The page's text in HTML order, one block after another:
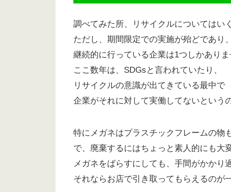
調べてみた所、リサイクルについてはい
ただし、期間限定での実施が殆どであり、
継続的に行っている企業は1つしかありま
ここ数年は、SDGsと言われていたり、
リサイクルの意識が出てきている最中で
企業がそれに対して実働してないという
特にメガネはプラスチックフレームの物
で、廃棄するにはちょっと素人的にも大
メガネをばらすにしても、手間がかかり
それならお店で引き取ってもらえるのが